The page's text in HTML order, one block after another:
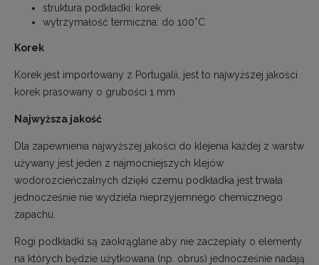
struktura podkładki: korek
wytrzymałość termiczna: do 100*C
Korek
Korek jest importowany z Portugalii, jest to najwyższej jakości
korek prasowany o grubości 1 mm
Najwyższa jakość
Dla zapewnienia najwyższej jakości do klejenia każdej z warstw
używany jest jeden z najmocniejszych klejów
wodorozcieńczalnych dzięki czemu podkładka jest trwała
jednocześnie nie wydziela nieprzyjemnego chemicznego
zapachu.
Rogi podkładki są zaokrąglane aby nie zaczepiały o elementy
na których będzie użytkowana (np. obrus) jednocześnie nadają